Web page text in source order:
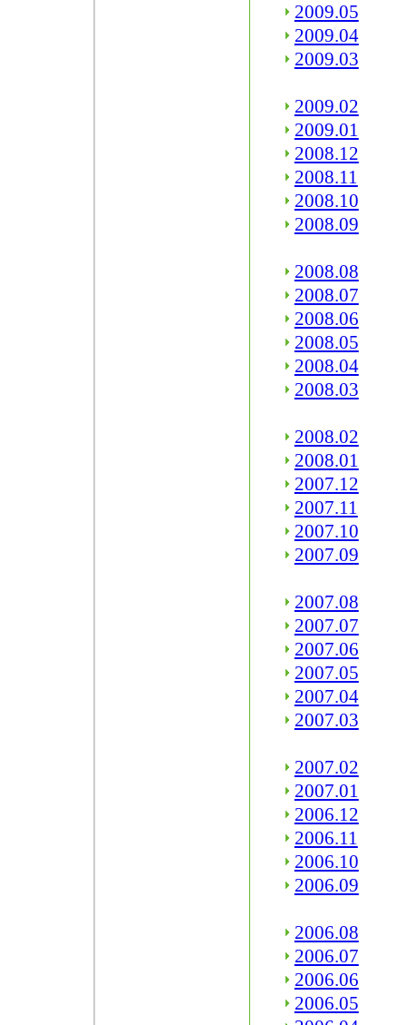
2009.05
2009.04
2009.03
2009.02
2009.01
2008.12
2008.11
2008.10
2008.09
2008.08
2008.07
2008.06
2008.05
2008.04
2008.03
2008.02
2008.01
2007.12
2007.11
2007.10
2007.09
2007.08
2007.07
2007.06
2007.05
2007.04
2007.03
2007.02
2007.01
2006.12
2006.11
2006.10
2006.09
2006.08
2006.07
2006.06
2006.05